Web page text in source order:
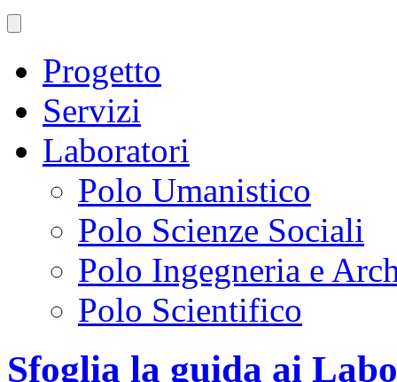
Progetto
Servizi
Laboratori
Polo Umanistico
Polo Scienze Sociali
Polo Ingegneria e
Polo Scientifico
Sfoglia la guida ai